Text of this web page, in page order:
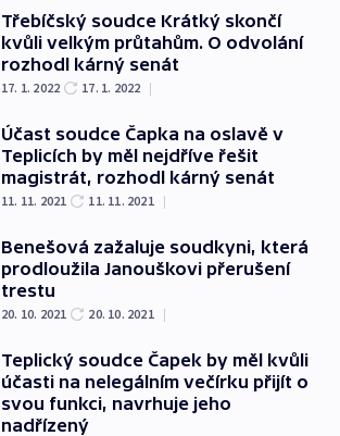
Třebíčský soudce Krátký skončí
kvůli velkým průtahům. O odvolání
rozhodl kárný senát
17. 1. 2022 17. 1. 2022 |
Účast soudce Čapka na oslavě v
Teplicích by měl nejdříve řešit
magistrát, rozhodl kárný senát
11. 11. 2021 11. 11. 2021 |
Benešová zažaluje soudkyni, která
prodloužila Janouškovi přerušení
trestu
20. 10. 2021 20. 10. 2021 |
Teplický soudce Čapek by měl kvůli
účasti na nelegálním večírku přijít o
svou funkci, navrhuje jeho
nadřízený